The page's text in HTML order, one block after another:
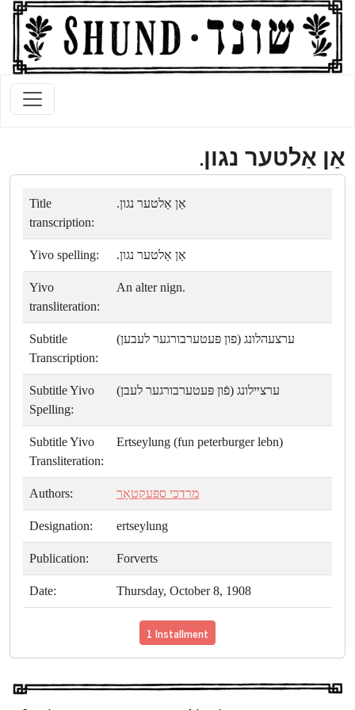
אַן אַלטער נגון.
Title
transcription:
אַן אַלטער נגון.
Yivo spelling: אַן אַלטער נגון.
Yivo
transliteration:
An alter nign.
Subtitle
Transcription:
ערצעהלונג (פון פּעטערבורגער לעבען)
Subtitle Yivo
Spelling:
ערצײלונג (פֿון פּעטערבורגער לעבן)
Subtitle Yivo
Transliteration:
Ertseylung (fun peterburger lebn)
Authors: מרדכי ספּעקטאָר
Designation: ertseylung
Publication: Forverts
Date: Thursday, October 8, 1908
1 Installment